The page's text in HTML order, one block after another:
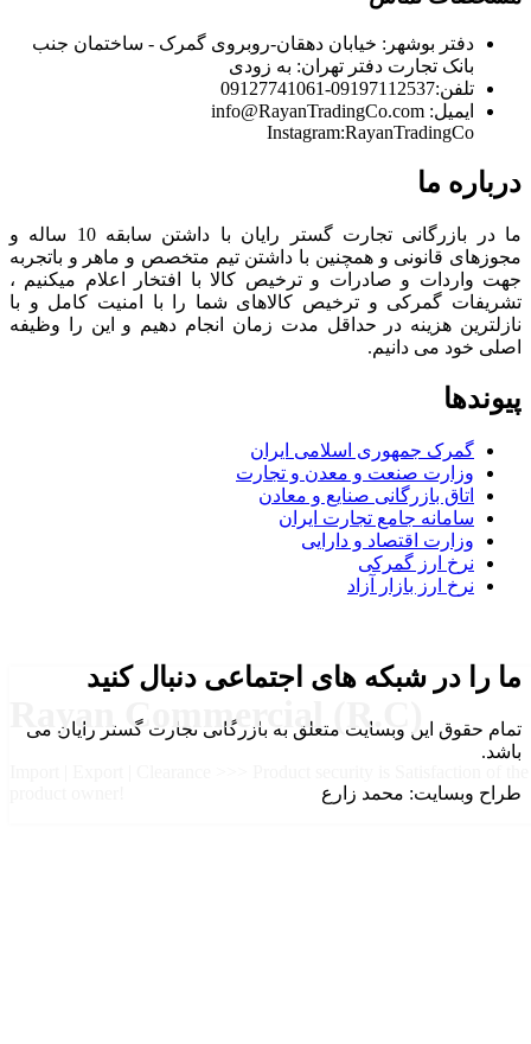
Rayan Commercial (R.C)
دفتر بوشهر: خیابان دهقان-روبروی گمرک - ساختمان جنب
بانک تجارت دفتر تهران: به زودی
تلفن:09197112537-09127741061
ایمیل: info@RayanTradingCo.com
Instagram:RayanTradingCo
درباره ما
ما در بازرگانی تجارت گستر رایان با داشتن سابقه 10 ساله و
مجوزهای قانونی و همچنین با داشتن تیم متخصص و ماهر و باتجربه
جهت واردات و صادرات و ترخیص کالا با افتخار اعلام میکنیم ،
تشریفات گمرکی و ترخیص کالاهای شما را با امنیت کامل و با
نازلترین هزینه در حداقل مدت زمان انجام دهیم و این را وظیفه
اصلی خود می دانیم.
پیوندها
گمرک جمهوری اسلامی ایران
وزارت صنعت و معدن و تجارت
اتاق بازرگانی صنایع و معادن
سامانه جامع تجارت ایران
وزارت اقتصاد و دارایی
نرخ ارز گمرکی
نرخ ارز بازار آزاد
ما را در شبکه های اجتماعی دنبال کنید
تمام حقوق این وبسایت متعلق به بازرگانی تجارت گستر رایان می
باشد.
طراح وبسایت: محمد زارع